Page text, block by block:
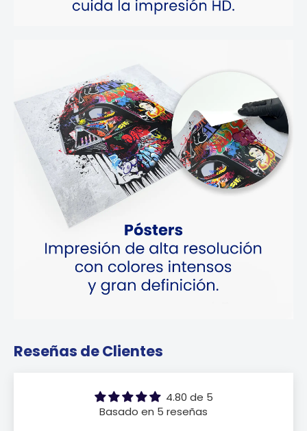
Reseñas de Clientes
4.80 de 5
Basado en 5 reseñas